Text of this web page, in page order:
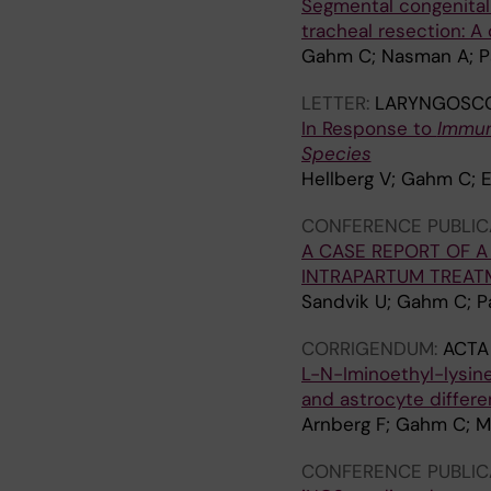
C
H
R
U
R
G
C
A
.
2
0
5
;
1
7
U
R
S
U
R
G
R
Y
.
2
0
2
;
5
(
E
R
.
2
0
0
;
5
0
(
)
:
1
3
9
E
R
.
2
0
0
;
4
6
(
)
:
1
6
-
Segmental
tracheal resection:
Gahm C; Nasman A;
LETTER:
In Response to
Species
Hellberg V; Gahm C;
CONFERENCE
A CASE REPORT OF
INTRAPARTUM
Sandvik U; Gahm C;
CORRIGENDUM:
L-N-Iminoethyl-
and astrocyte
Arnberg F; Gahm C;
CONFERENCE